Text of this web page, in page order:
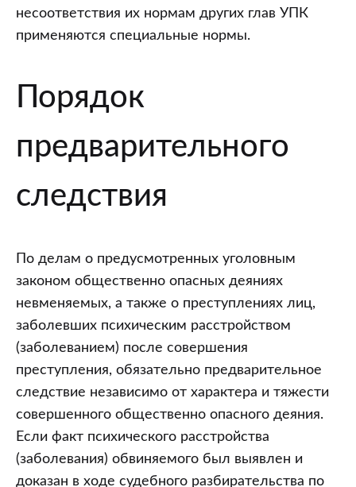
несоответствия их нормам других глав УПК
применяются специальные нормы.
Порядок
предварительного
следствия
По делам о предусмотренных уголовным
законом общественно опасных деяниях
невменяемых, а также о преступлениях лиц,
заболевших психическим расстройством
(заболеванием) после совершения
преступления, обязательно предварительное
следствие независимо от характера и тяжести
совершенного общественно опасного деяния.
Если факт психического расстройства
(заболевания) обвиняемого был выявлен и
доказан в ходе судебного разбирательства по